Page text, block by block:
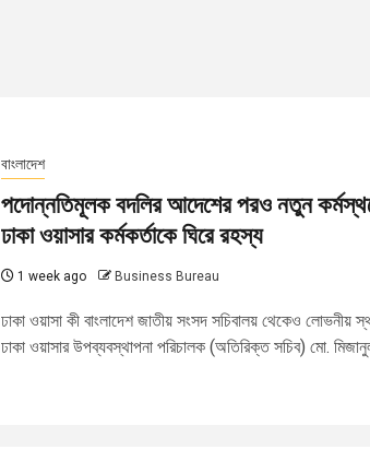
বাংলাদেশ
পদোন্নতিমূলক বদলির আদেশের পরও নতুন
ঢাকা ওয়াসার কর্মকর্তাকে ঘিরে রহস্য
1 week ago Business Bureau
ঢাকা ওয়াসা কী বাংলাদেশ জাতীয় সংসদ সচিবালয় থেকেও লোভনীয়
ঢাকা ওয়াসার উপব্যবস্থাপনা পরিচালক (অতিরিক্ত সচিব) মো.